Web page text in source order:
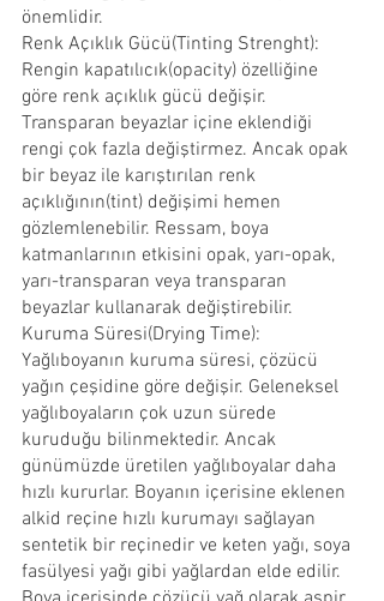
önemlidir.
Renk Açıklık Gücü(Tinting Strenght):
Rengin kapatılıcık(opacity) özelliğine
göre renk açıklık gücü değişir.
Transparan beyazlar içine eklendiği
rengi çok fazla değiştirmez. Ancak opak
bir beyaz ile karıştırılan renk
açıklığının(tint) değişimi hemen
gözlemlenebilir. Ressam, boya
katmanlarının etkisini opak, yarı-opak,
yarı-transparan veya transparan
beyazlar kullanarak değiştirebilir.
Kuruma Süresi(Drying Time):
Yağlıboyanın kuruma süresi, çözücü
yağın çeşidine göre değişir. Geleneksel
yağlıboyaların çok uzun sürede
kuruduğu bilinmektedir. Ancak
günümüzde üretilen yağlıboyalar daha
hızlı kururlar. Boyanın içerisine eklenen
alkid reçine hızlı kurumayı sağlayan
sentetik bir reçinedir ve keten yağı, soya
fasülyesi yağı gibi yağlardan elde edilir.